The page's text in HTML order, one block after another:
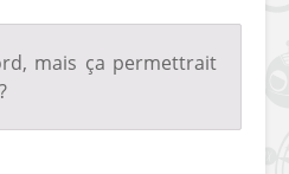
mais ça permettrait